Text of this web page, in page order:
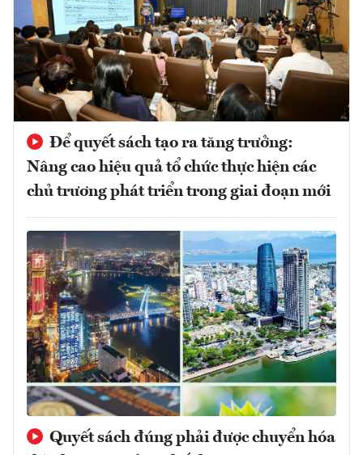
Để quyết sách tạo ra tăng trưởng:
Nâng cao hiệu quả tổ chức thực hiện các
chủ trương phát triển trong giai đoạn mới
Quyết sách đúng phải được chuyển hóa